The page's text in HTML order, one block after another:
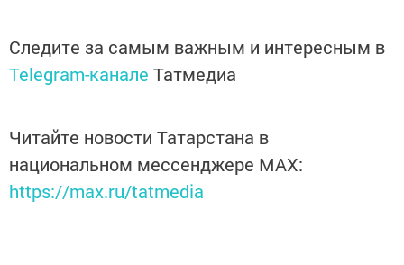
Следите за самым важным и интересным в
Telegram-канале Татмедиа
Читайте новости Татарстана в
национальном мессенджере MАХ:
https://max.ru/tatmedia